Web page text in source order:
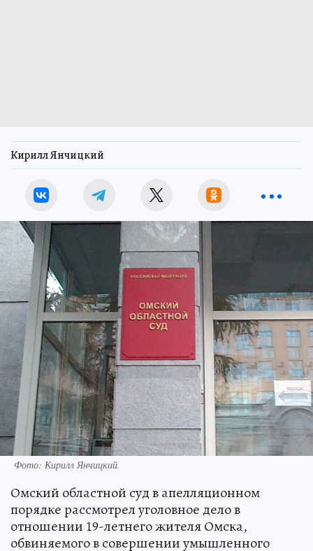
Кирилл Янчицкий
Фото: Кирилл Янчицкий.
Омский областной суд в апелляционном
порядке рассмотрел уголовное дело в
отношении 19-летнего жителя Омска,
обвиняемого в совершении умышленного